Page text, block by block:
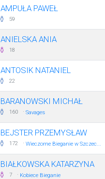
AMPUŁA PAWEŁ
59
ANIELSKA ANIA
18
ANTOSIK NATANIEL
22
BARANOWSKI MICHAŁ
160 · Savages
BEJSTER PRZEMYSŁAW
172 · Wieczorne Bieganie w Szczec...
BIAŁKOWSKA KATARZYNA
7 · Kobiece Bieganie